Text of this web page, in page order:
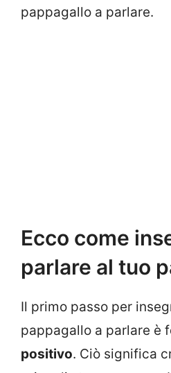
pappagallo a parlare.
Ecco come
parlare al tuo
Il primo passo per
pappagallo a parlare è
positivo. Ciò significa